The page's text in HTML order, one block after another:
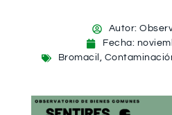
Autor:
Fecha:
Bromacil ,